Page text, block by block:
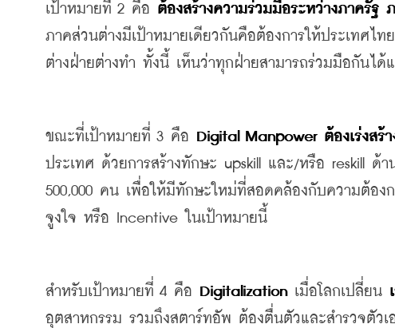
เป้าหมายที่ 2 คือ ต้องสร้างความร่วมมือระหว่างภาครัฐ
ภาคส่วนต่างมีเป้าหมายเดียวกันคือต้องการให้ประเทศไ
ต่างฝ่ายต่างทำ ทั้งนี้ เห็นว่าทุกฝ่ายสามารถร่วมมือกันได้
ขณะที่เป้าหมายที่ 3 คือ Digital Manpower ต้องเร่งส
ประเทศ ด้วยการสร้างทักษะ upskill และ/หรือ reskill ด้า
500,000 คน เพื่อให้มีทักษะใหม่ที่สอดคล้องกับความต้องก
จูงใจ หรือ Incentive ในเป้าหมายนี้
สำหรับเป้าหมายที่ 4 คือ Digitalization เมื่อโลกเปลี่ยน
อุตสาหกรรม รวมถึงสตาร์ทอัพ ต้องตื่นตัวและสำรวจตัวเ